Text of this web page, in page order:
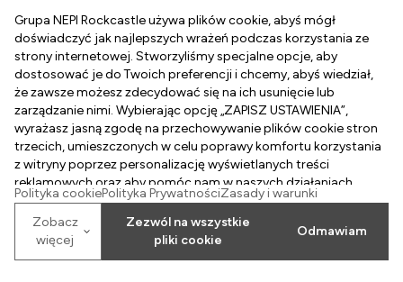
Grupa NEPI Rockcastle używa plików cookie, abyś mógł
doświadczyć jak najlepszych wrażeń podczas korzystania ze
strony internetowej. Stworzyliśmy specjalne opcje, aby
dostosować je do Twoich preferencji i chcemy, abyś wiedział,
że zawsze możesz zdecydować się na ich usunięcie lub
zarządzanie nimi. Wybierając opcję „ZAPISZ USTAWIENIA”,
wyrażasz jasną zgodę na przechowywanie plików cookie stron
trzecich, umieszczonych w celu poprawy komfortu korzystania
z witryny poprzez personalizację wyświetlanych treści
reklamowych oraz aby pomóc nam w naszych działaniach
marketingowych. Przeczytaj politykę dotyczącą plików cookie.
Polityka cookiePolityka PrywatnościZasady i warunki
Zobacz
więcej
Zezwól na wszystkie
pliki cookie
Odmawiam
Wynajem powierzchni
Regulamin strony internetowej
Regulamin karty podarunkowej
Regulamin MY SPOT
2026©Property of NEPI Rockcastle